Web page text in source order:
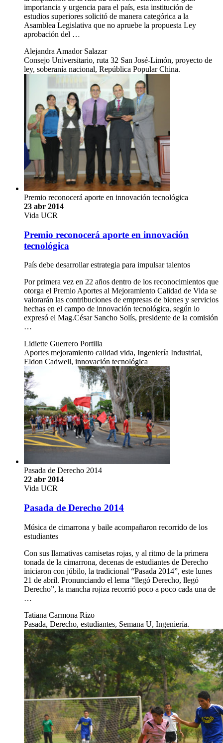
importancia y urgencia para el país, esta institución de
estudios superiores solicitó de manera categórica a la
Asamblea Legislativa que no apruebe la propuesta Ley
aprobación del …
Alejandra Amador Salazar
Consejo Universitario, ruta 32 San José-Limón, proyecto de
ley, soberanía nacional, República Popular China.
Premio reconocerá aporte en innovación tecnológica
23 abr 2014
Vida UCR
Premio reconocerá aporte en innovación
tecnológica
País debe desarrollar estrategia para impulsar talentos
Por primera vez en 22 años dentro de los reconocimientos que
otorga el Premio Aportes al Mejoramiento Calidad de Vida se
valorarán las contribuciones de empresas de bienes y servicios
hechas en el campo de innovación tecnológica, según lo
expresó el Mag.César Sancho Solís, presidente de la comisión
…
Lidiette Guerrero Portilla
Aportes mejoramiento calidad vida, Ingeniería Industrial,
Eldon Cadwell, innovación tecnológica
Pasada de Derecho 2014
22 abr 2014
Vida UCR
Pasada de Derecho 2014
Música de cimarrona y baile acompañaron recorrido de los
estudiantes
Con sus llamativas camisetas rojas, y al ritmo de la primera
tonada de la cimarrona, decenas de estudiantes de Derecho
iniciaron con júbilo, la tradicional “Pasada 2014”, este lunes
21 de abril. Pronunciando el lema “llegó Derecho, llegó
Derecho”, la mancha rojiza recorrió poco a poco cada una de
…
Tatiana Carmona Rizo
Pasada, Derecho, estudiantes, Semana U, Ingeniería.